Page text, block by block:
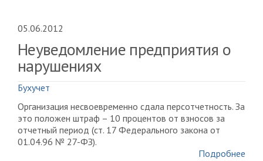
05.06.2012
Неуведомление предприятия о
нарушениях
Бухучет
Организация несвоевременно сдала персотчетность. За
это положен штраф – 10 процентов от взносов за
отчетный период (ст. 17 Федерального закона от
01.04.96 № 27-ФЗ).
Подробнее